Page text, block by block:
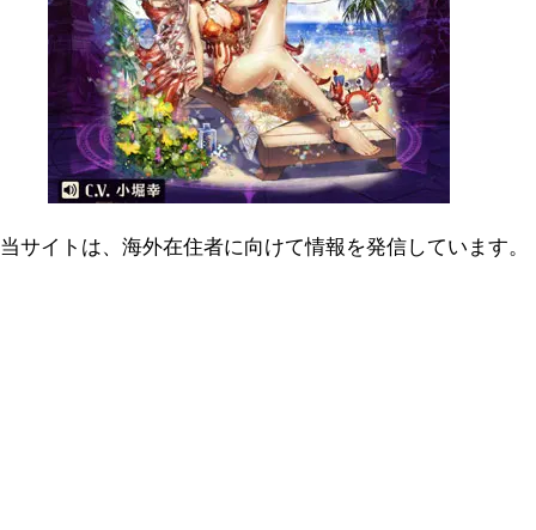
当サイトは、海外在住者に向けて情報を発信しています。